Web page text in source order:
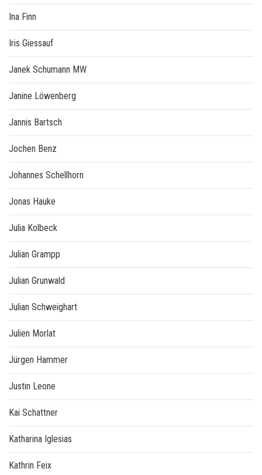
Ina Finn
Iris Giessauf
Janek Schumann MW
Janine Löwenberg
Jannis Bartsch
Jochen Benz
Johannes Schellhorn
Jonas Hauke
Julia Kolbeck
Julian Grampp
Julian Grunwald
Julian Schweighart
Julien Morlat
Jürgen Hammer
Justin Leone
Kai Schattner
Katharina Iglesias
Kathrin Feix